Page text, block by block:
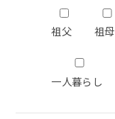
祖父 祖母
一人暮らし